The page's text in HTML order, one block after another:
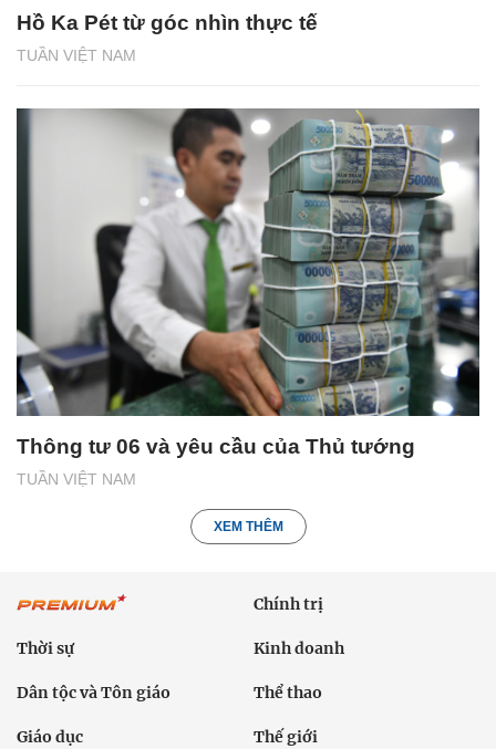
TUẦN VIỆT NAM
Hồ Ka Pét từ góc nhìn thực tế
TUẦN VIỆT NAM
Thông tư 06 và yêu cầu của Thủ tướng
XEM THÊM
Chính trị
Thời sự Kinh doanh
Dân tộc và Tôn giáo Thể thao
Giáo dục Thế giới